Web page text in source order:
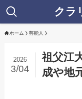
クラ
ホーム 芸能人
祖父江
成や地
2026
3/04